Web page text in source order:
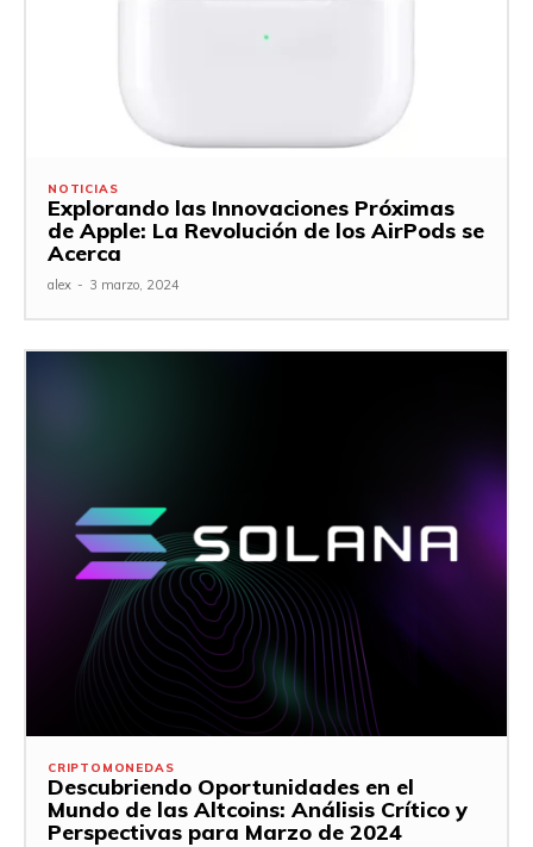
NOTICIAS
Explorando las Innovaciones Próximas
de Apple: La Revolución de los AirPods se
Acerca
alex - 3 marzo, 2024
CRIPTOMONEDAS
Descubriendo Oportunidades en el
Mundo de las Altcoins: Análisis Crítico y
Perspectivas para Marzo de 2024